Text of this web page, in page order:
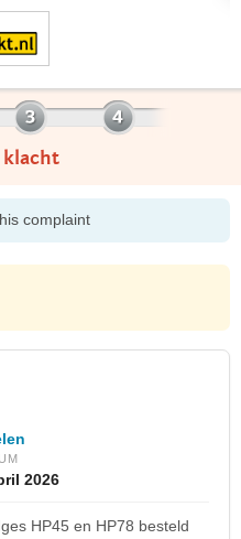
klacht
complaint
2026
HP45 en HP78 besteld